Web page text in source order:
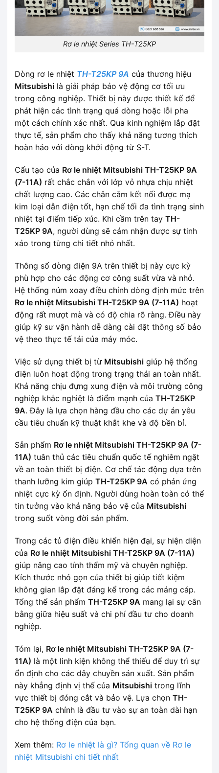
Rơ le nhiệt Series TH-T25KP
Dòng rơ le nhiệt TH-T25KP 9A của thương hiệu
Mitsubishi là giải pháp bảo vệ động cơ tối ưu
trong công nghiệp. Thiết bị này được thiết kế để
phát hiện các tình trạng quá dòng hoặc lỗi pha
một cách chính xác nhất. Qua kinh nghiệm lắp đặt
thực tế, sản phẩm cho thấy khả năng tương thích
hoàn hảo với dòng khởi động từ S-T.
Cấu tạo của Rơ le nhiệt Mitsubishi TH-T25KP 9A
(7-11A) rất chắc chắn với lớp vỏ nhựa chịu nhiệt
chất lượng cao. Các chân cắm kết nối được mạ
kim loại dẫn điện tốt, hạn chế tối đa tình trạng sinh
nhiệt tại điểm tiếp xúc. Khi cầm trên tay TH-
T25KP 9A, người dùng sẽ cảm nhận được sự tinh
xảo trong từng chi tiết nhỏ nhất.
Thông số dòng điện 9A trên thiết bị này cực kỳ
phù hợp cho các động cơ công suất vừa và nhỏ.
Hệ thống núm xoay điều chỉnh dòng định mức trên
Rơ le nhiệt Mitsubishi TH-T25KP 9A (7-11A) hoạt
động rất mượt mà và có độ chia rõ ràng. Điều này
giúp kỹ sư vận hành dễ dàng cài đặt thông số bảo
vệ theo thực tế tải của máy móc.
Việc sử dụng thiết bị từ Mitsubishi giúp hệ thống
điện luôn hoạt động trong trạng thái an toàn nhất.
Khả năng chịu đựng xung điện và môi trường công
nghiệp khắc nghiệt là điểm mạnh của TH-T25KP
9A. Đây là lựa chọn hàng đầu cho các dự án yêu
cầu tiêu chuẩn kỹ thuật khắt khe và độ bền bỉ.
Sản phẩm Rơ le nhiệt Mitsubishi TH-T25KP 9A (7-
11A) tuân thủ các tiêu chuẩn quốc tế nghiêm ngặt
về an toàn thiết bị điện. Cơ chế tác động dựa trên
thanh lưỡng kim giúp TH-T25KP 9A có phản ứng
nhiệt cực kỳ ổn định. Người dùng hoàn toàn có thể
tin tưởng vào khả năng bảo vệ của Mitsubishi
trong suốt vòng đời sản phẩm.
Trong các tủ điện điều khiển hiện đại, sự hiện diện
của Rơ le nhiệt Mitsubishi TH-T25KP 9A (7-11A)
giúp nâng cao tính thẩm mỹ và chuyên nghiệp.
Kích thước nhỏ gọn của thiết bị giúp tiết kiệm
không gian lắp đặt đáng kể trong các máng cáp.
Tổng thể sản phẩm TH-T25KP 9A mang lại sự cân
bằng giữa hiệu suất và chi phí đầu tư cho doanh
nghiệp.
Tóm lại, Rơ le nhiệt Mitsubishi TH-T25KP 9A (7-
11A) là một linh kiện không thể thiếu để duy trì sự
ổn định cho các dây chuyền sản xuất. Sản phẩm
này khẳng định vị thế của Mitsubishi trong lĩnh
vực thiết bị đóng cắt và bảo vệ. Lựa chọn TH-
T25KP 9A chính là đầu tư vào sự an toàn dài hạn
cho hệ thống điện của bạn.
Xem thêm: Rơ le nhiệt là gì? Tổng quan về Rơ le
nhiệt Mitsubishi chi tiết nhất